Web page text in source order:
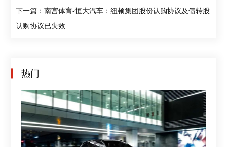
下一篇：南宫体育-恒大汽车：纽顿集团股份认购协议及债转股
认购协议已失效
热门